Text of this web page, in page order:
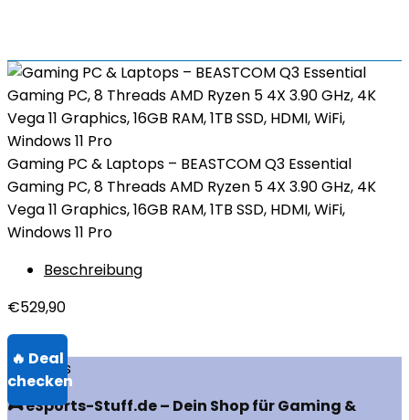
Gaming PC & Laptops – BEASTCOM Q3 Essential
Gaming PC, 8 Threads AMD Ryzen 5 4X 3.90 GHz, 4K
Vega 11 Graphics, 16GB RAM, 1TB SSD, HDMI, WiFi,
Windows 11 Pro
Beschreibung
€529,90
Über uns
🎮 eSports-Stuff.de – Dein Shop für Gaming &